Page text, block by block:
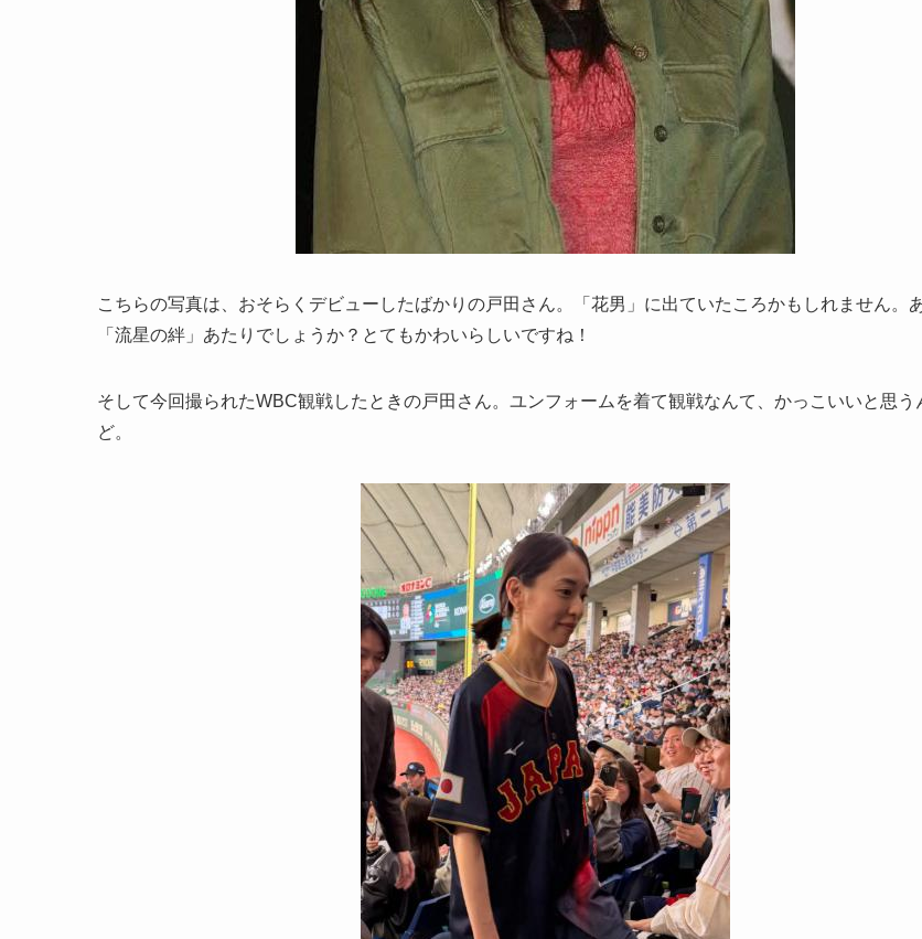
こちらの写真は、おそらくデビューしたばかりの戸田さん。「花男」に出ていたころかもしれません。
「流星の絆」あたりでしょうか？とてもかわいらしいですね！
そして今回撮られたWBC観戦したときの戸田さん。ユンフォームを着て観戦なんて、かっこいいと思う
ど。